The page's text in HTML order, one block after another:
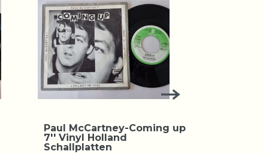
Paul McCartney-Coming up
7'' Vinyl Holland
Schallplatten